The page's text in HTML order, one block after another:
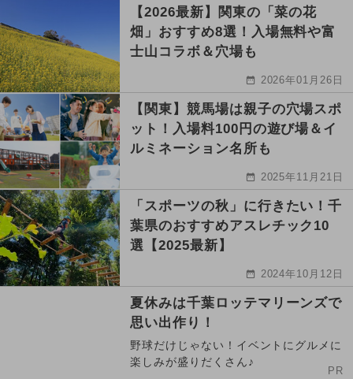
【2026最新】関東の「菜の花
畑」おすすめ8選！入場無料や富
士山コラボ＆穴場も
2026年01月26日
【関東】競馬場は親子の穴場スポ
ット！入場料100円の遊び場＆イ
ルミネーション名所も
2025年11月21日
「スポーツの秋」に行きたい！千
葉県のおすすめアスレチック10
選【2025最新】
2024年10月12日
夏休みは千葉ロッテマリーンズで
思い出作り！
野球だけじゃない！イベントにグルメに
楽しみが盛りだくさん♪
PR